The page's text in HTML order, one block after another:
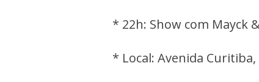
* 22h: Show com Mayck
* Local: Avenida Curitiba,